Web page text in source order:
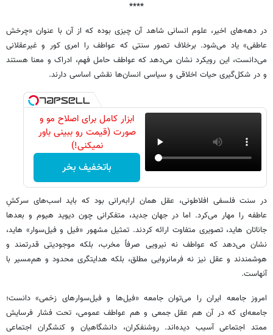
****
در دهه‌های اخیر، علوم انسانی شاهد آن چیزی بوده که از آن با عنوان «چرخش
عاطفی» یاد می‌شود. برخلاف تصور سنتی که عواطف را امری کور و غیرعقلانی
می‌دانست، این رویکرد نشان می‌دهد که عواطف حامل فهم، ادراک و معنا هستند
و در شکل‌گیری حیات اخلاقی و سیاسی انسان‌ها نقشی اساسی دارند.
ابزار کامل برای اصلاح مو و
صورت (قیمت رو ببینی باور
نمیکنی!)
باتخفیف بخر
در سنت فلسفی افلاطونی، عقل همان ارابه‌رانی بود که باید اسب‌های سرکشِ
عاطفه را مهار می‌کرد. اما در جهان جدید، متفکرانی چون دیوید هیوم و بعدها
جاناتان هاید، تصویری متفاوت ارائه کردند. تمثیل مشهور «فیل و فیل‌سوار» هاید،
نشان می‌دهد که عواطف نه نیرویی صرفاً مخرب، بلکه موجودیتی قدرتمند و
هوشمندند و عقل نیز نه فرمانروایی مطلق، بلکه هدایتگری محدود و هم‌مسیر با
آنهاست.
امروز جامعه ایران را می‌توان جامعه «فیل‌ها و فیل‌سوارهای زخمی» دانست؛
جامعه‌ای که در آن هم عقل جمعی و هم عواطف عمومی، تحت فشار فرسایش
ممتد اجتماعی آسیب دیده‌اند. روشنفکران، دانشگاهیان و کنشگران اجتماعی